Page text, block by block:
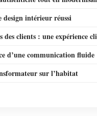
design intérieur réussi
des clients : une expérience
d’une communication fluide
sur l’habitat